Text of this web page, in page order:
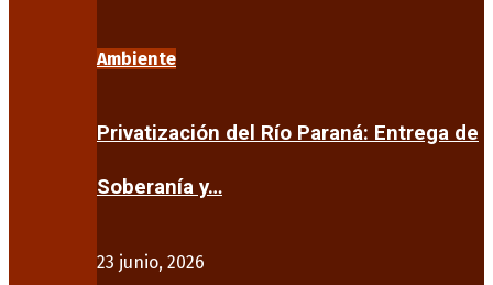
Ambiente
Privatización del Río Paraná: Entrega de
Soberanía y…
23 junio, 2026